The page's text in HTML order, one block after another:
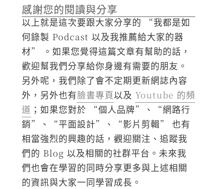
感謝您的閱讀與分享
以上就是這次要跟大家分享的 “我都是如
何錄製 Podcast 以及我推薦給大家的器
材” 。如果您覺得這篇文章有幫助的話，
歡迎幫我們分享給你身邊有需要的朋友。
另外呢，我們除了會不定期更新網誌內容
外，另外也有臉書專頁以及 Youtube 的頻
道 ；如果您對於 “個人品牌”、“網路行
銷”、“平面設計”、“影片剪輯” 也有
相當強烈的興趣的話，觀迎關注、追蹤我
們的 Blog 以及相關的社群平台。未來我
們也會在學習的同時分享更多與上述相關
的資訊與大家一同學習成長。